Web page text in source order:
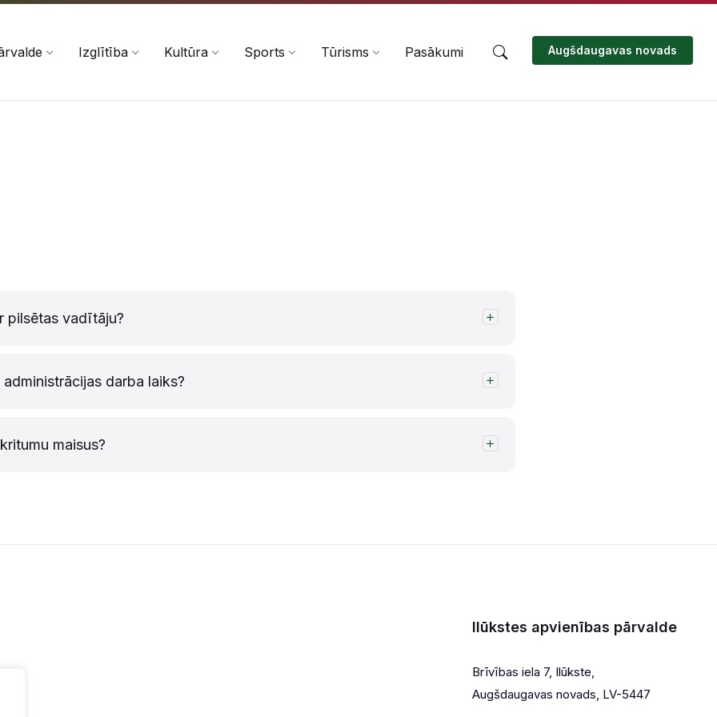
Izglītība Kultūra Sports Tūrisms Pasākumi Augšdaugavas novads
pilsētas vadītāju?
darba laiks?
maisus?
Ilūkstes apvienības pārvalde
Brīvības iela 7, Ilūkste,
Augšdaugavas novads, LV-5447